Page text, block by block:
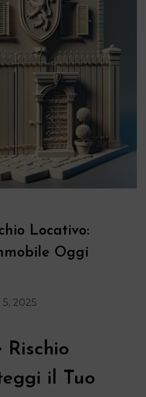
Locativo:
Oggi
2025
Rischio
il Tuo